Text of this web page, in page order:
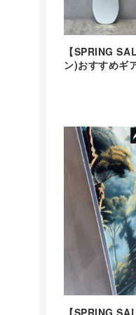
【SPRING
ン)おすすめギ
【SPRING